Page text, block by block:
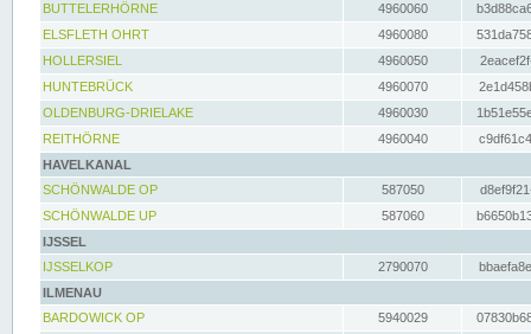
BUTTELERHÖRNE
4960060
ELSFLETH OHRT
4960080
HOLLERSIEL
4960050
HUNTEBRÜCK
4960070
OLDENBURG-DRIELAKE
4960030
REITHÖRNE
4960040
HAVELKANAL
SCHÖNWALDE OP
587050
SCHÖNWALDE UP
587060
IJSSEL
IJSSELKOP
2790070
ILMENAU
BARDOWICK OP
5940029